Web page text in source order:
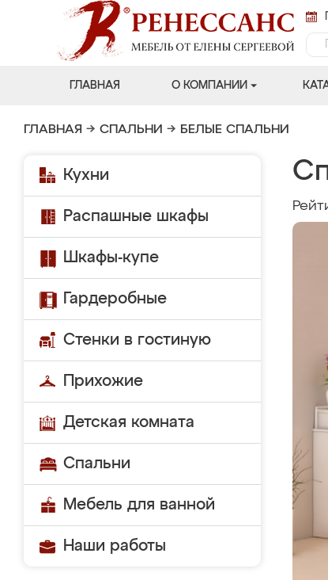
ГЛАВНАЯ О КОМПАНИИ
ГЛАВНАЯ → СПАЛЬНИ → БЕЛЫЕ СПАЛЬНИ
Кухни
Распашные шкафы
Шкафы-купе
Гардеробные
Стенки в гостиную
Прихожие
Детская комната
Спальни
Мебель для ванной
Наши работы